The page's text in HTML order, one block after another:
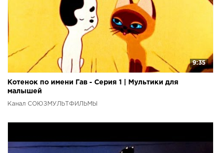
9:35
Котенок по имени Гав - Серия 1 | Мультики для
малышей
Канал СОЮЗМУЛЬТФИЛЬМЫ